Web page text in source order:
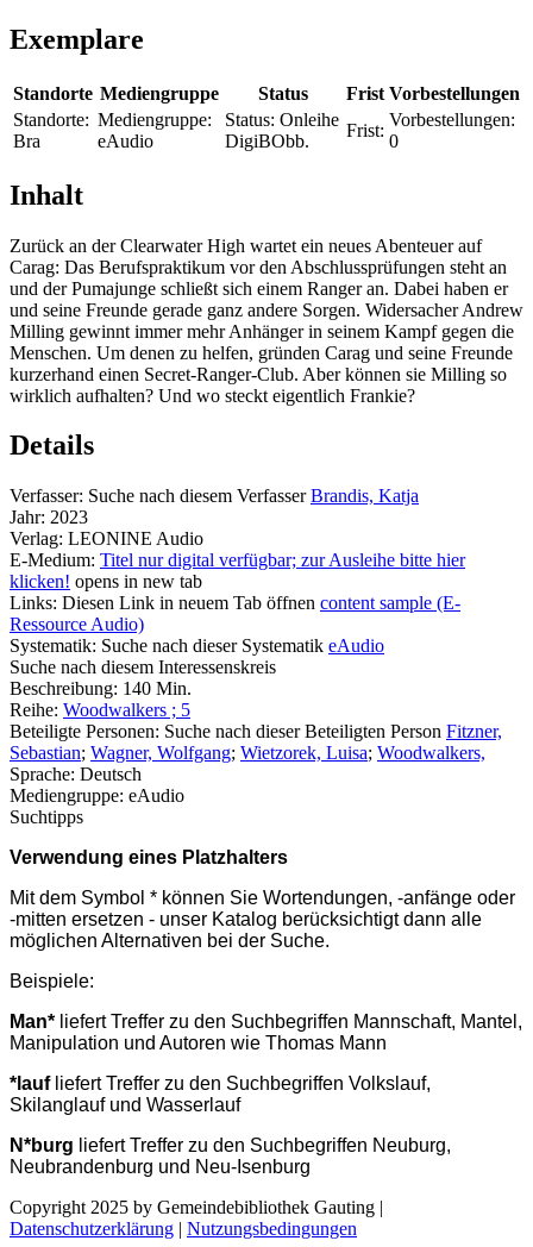
Exemplare
Standorte Mediengruppe Status Frist Vorbestellungen
Standorte:
Bra
Mediengruppe:
eAudio
Status: Onleihe
DigiBObb.
Frist:
Vorbestellungen:
0
Inhalt
Zurück an der Clearwater High wartet ein neues Abenteuer auf
Carag: Das Berufspraktikum vor den Abschlussprüfungen steht an
und der Pumajunge schließt sich einem Ranger an. Dabei haben er
und seine Freunde gerade ganz andere Sorgen. Widersacher Andrew
Milling gewinnt immer mehr Anhänger in seinem Kampf gegen die
Menschen. Um denen zu helfen, gründen Carag und seine Freunde
kurzerhand einen Secret-Ranger-Club. Aber können sie Milling so
wirklich aufhalten? Und wo steckt eigentlich Frankie?
Details
Verfasser: Suche nach diesem Verfasser Brandis, Katja
Jahr: 2023
Verlag: LEONINE Audio
E-Medium: Titel nur digital verfügbar; zur Ausleihe bitte hier
klicken! opens in new tab
Links: Diesen Link in neuem Tab öffnen content sample (E-
Ressource Audio)
Systematik: Suche nach dieser Systematik eAudio
Suche nach diesem Interessenskreis
Beschreibung: 140 Min.
Reihe: Woodwalkers ; 5
Beteiligte Personen: Suche nach dieser Beteiligten Person Fitzner,
Sebastian; Wagner, Wolfgang; Wietzorek, Luisa; Woodwalkers,
Sprache: Deutsch
Mediengruppe: eAudio
Suchtipps
Verwendung eines Platzhalters
Mit dem Symbol * können Sie Wortendungen, -anfänge oder
-mitten ersetzen - unser Katalog berücksichtigt dann alle
möglichen Alternativen bei der Suche.
Beispiele:
Man* liefert Treffer zu den Suchbegriffen Mannschaft, Mantel,
Manipulation und Autoren wie Thomas Mann
*lauf liefert Treffer zu den Suchbegriffen Volkslauf,
Skilanglauf und Wasserlauf
N*burg liefert Treffer zu den Suchbegriffen Neuburg,
Neubrandenburg und Neu-Isenburg
Copyright 2025 by Gemeindebibliothek Gauting |
Datenschutzerklärung | Nutzungsbedingungen